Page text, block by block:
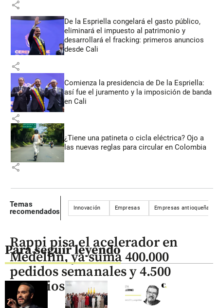
share
De la Espriella congelará el gasto público,
eliminará el impuesto al patrimonio y
desarrollará el fracking: primeros anuncios
desde Cali
share
Comienza la presidencia de De la Espriella:
así fue el juramento y la imposición de banda
en Cali
share
¿Tiene una patineta o cicla eléctrica? Ojo a
las nuevas reglas para circular en Colombia
share
Temas
recomendados
Innovación Empresas Empresas antioqueñas
Para seguir leyendo
Rappi pisa el acelerador en
Medellín, ya suma 400.000
pedidos semanales y 4.500
negocios